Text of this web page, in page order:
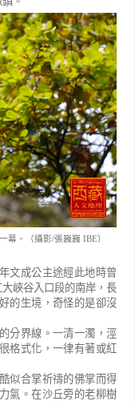
幕。（攝影/張巍巍 IBE）
文成公主途經此地時曾
大峽谷入口段的南岸，長
的生境，奇怪的是卻沒
分界線。一清一濁，涇
格式化，一律有著或紅
似合掌祈禱的佛掌而得
氣。在沙丘旁的老柳樹